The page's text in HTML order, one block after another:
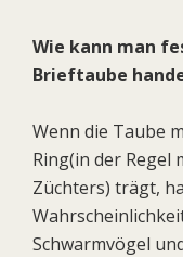
Wie kann man
Brieftaube
Wenn die Taube
Ring(in der Regel
Züchters) trägt,
Schwarmvögel